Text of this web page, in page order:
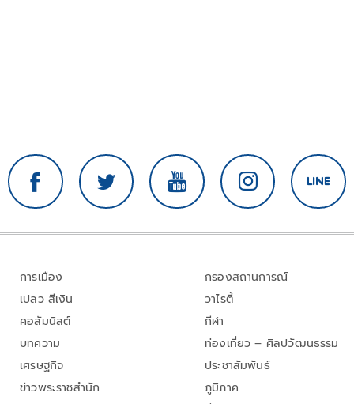
การเมือง
เปลว สีเงิน
คอลัมนิสต์
บทความ
เศรษฐกิจ
ข่าวพระราชสำนัก
กรองสถานการณ์
วาไรตี้
กีฬา
ท่องเที่ยว – ศิลปวัฒนธรรม
ประชาสัมพันธ์
ภูมิภาค